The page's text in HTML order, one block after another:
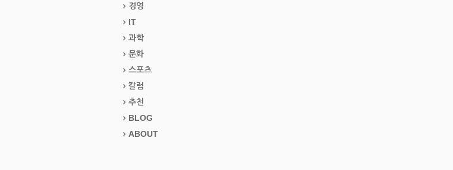
경영
IT
과학
문화
스포츠
칼럼
추천
BLOG
ABOUT